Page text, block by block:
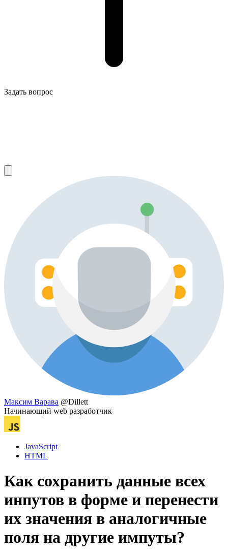
Задать вопрос
Максим Варава @Dillett
Начинающий web разработчик
JavaScript
HTML
Как сохранить данные всех
инпутов в форме и перенести
их значения в аналогичные
поля на другие импуты?